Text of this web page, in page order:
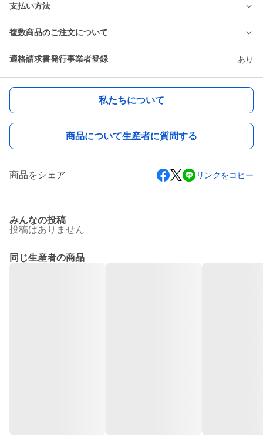
支払い方法
複数商品のご注文について
適格請求書発行事業者登録 あり
私たちについて
商品について生産者に質問する
商品をシェア リンクをコピー
みんなの投稿
投稿はありません
同じ生産者の商品